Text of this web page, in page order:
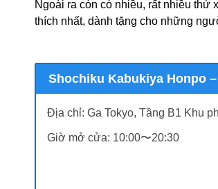
Ngoài ra còn có nhiều, rất nhiều thứ
thích nhất, dành tặng cho những
Shochiku Kabukiya Honpo
Địa chỉ: Ga Tokyo, Tầng B1 Khu
Giờ mở cửa: 10:00〜20:30